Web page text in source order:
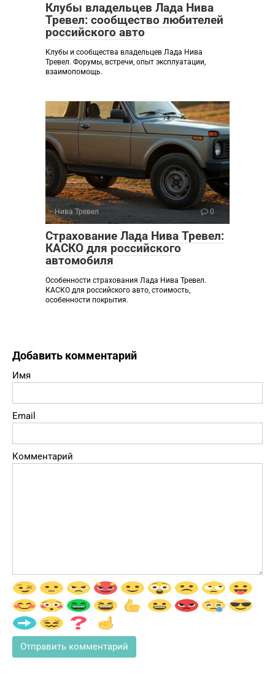
Клубы владельцев Лада Нива
Тревел: сообщество любителей
российского авто
Клубы и сообщества владельцев Лада Нива
Тревел. Форумы, встречи, опыт эксплуатации,
взаимопомощь.
Нива Тревел 0
Страхование Лада Нива Тревел:
КАСКО для российского
автомобиля
Особенности страхования Лада Нива Тревел.
КАСКО для российского авто, стоимость,
особенности покрытия.
Добавить комментарий
Имя
Email
Комментарий